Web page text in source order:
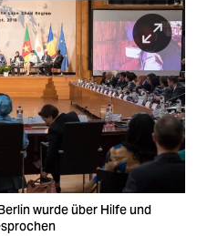
wurde über Hilfe und